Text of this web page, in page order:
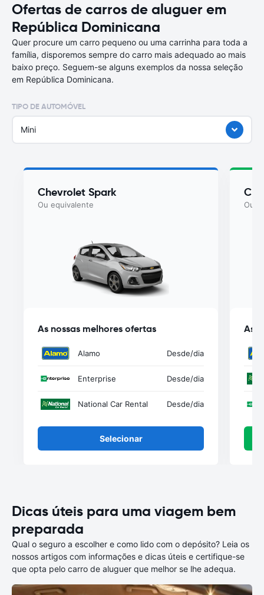
Ofertas de carros de aluguer em
República Dominicana
Quer procure um carro pequeno ou uma carrinha para toda a
família, disporemos sempre do carro mais adequado ao mais
baixo preço. Seguem-se alguns exemplos da nossa seleção
em República Dominicana.
TIPO DE AUTOMÓVEL
Mini
Chevrolet Spark
Ou equivalente
As nossas melhores ofertas
Alamo Desde/dia
Enterprise Desde/dia
National Car Rental Desde/dia
Selecionar
Ou
As
Dicas úteis para uma viagem bem
preparada
Qual o seguro a escolher e como lido com o depósito? Leia os
nossos artigos com informações e dicas úteis e certifique-se
que opta pelo carro de aluguer que melhor se lhe adequa.